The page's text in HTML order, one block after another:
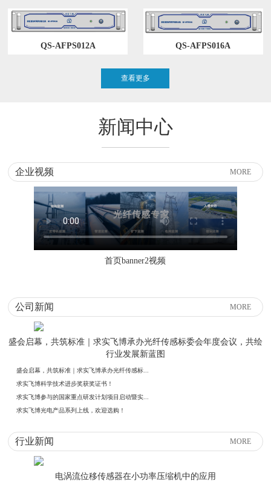
QS-AFPS012A QS-AFPS016A
查看更多
新闻中心
企业视频 MORE
首页banner2视频
公司新闻 MORE
盛会启幕，共筑标准｜求实飞博承办光纤传感标委会年度会议，共绘
行业发展新蓝图
盛会启幕，共筑标准｜求实飞博承办光纤传感标...
求实飞博科学技术进步奖获奖证书！
求实飞博参与的国家重点研发计划项目启动暨实...
求实飞博光电产品系列上线，欢迎选购！
行业新闻 MORE
电涡流位移传感器在小功率压缩机中的应用